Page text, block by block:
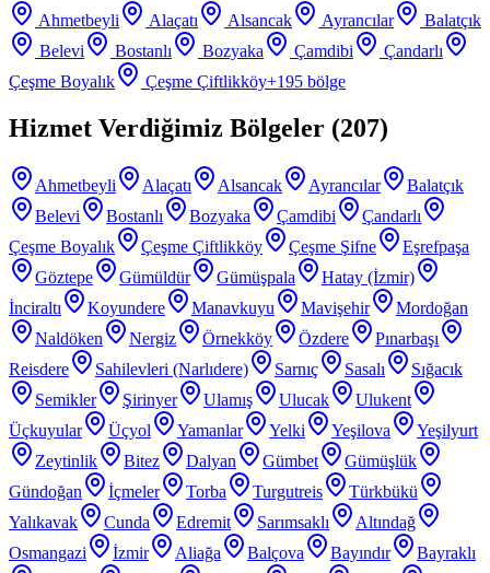
Ahmetbeyli Alaçatı Alsancak Ayrancılar
Balatçık
Belevi
Bostanlı Bozyaka Çamdibi
Çandarlı
Çeşme Boyalık
Çeşme Çiftlikköy+195 bölge
Hizmet Verdiğimiz Bölgeler (207)
Ahmetbeyli Alaçatı Alsancak Ayrancılar
Balatçık
Belevi
Bostanlı Bozyaka Çamdibi
Çandarlı
Çeşme Boyalık
Çeşme Çiftlikköy Çeşme Şifne
Eşrefpaşa
Göztepe
Gümüldür Gümüşpala
Hatay (İzmir)
İnciraltı
Koyundere Manavkuyu Mavişehir
Mordoğan
Naldöken
Nergiz Örnekköy Özdere
Pınarbaşı
Reisdere
Sahilevleri (Narlıdere) Sarnıç Sasalı
Sığacık
Semikler
Şirinyer Ulamış Ulucak
Ulukent
Üçkuyular
Üçyol Yamanlar Yelki Yeşilova
Yeşilyurt
Zeytinlik
Bitez Dalyan Gümbet
Gümüşlük
Gündoğan
İçmeler Torba Turgutreis
Türkbükü
Yalıkavak
Cunda Edremit Sarımsaklı
Altındağ
Osmangazi
İzmir Aliağa Balçova Bayındır
Bayraklı